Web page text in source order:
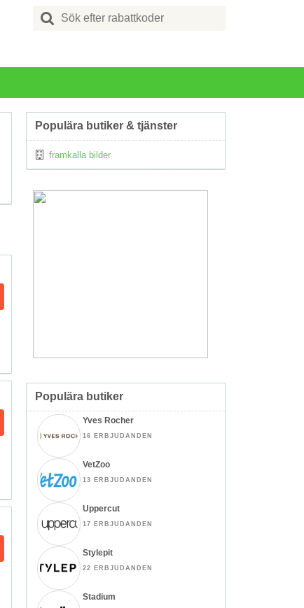
Search
for:
Populära butiker & tjänster
framkalla bilder
Populära butiker
Yves Rocher
16 ERBJUDANDEN
VetZoo
13 ERBJUDANDEN
Uppercut
17 ERBJUDANDEN
Stylepit
22 ERBJUDANDEN
Stadium